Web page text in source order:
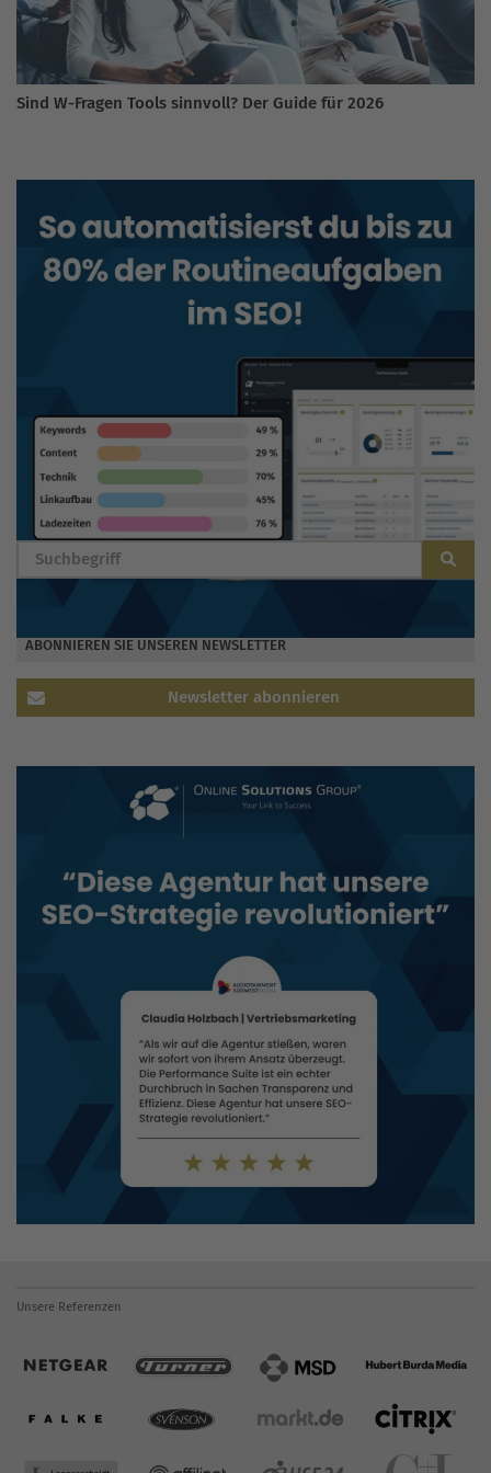
Sind W-Fragen Tools sinnvoll? Der Guide für 2026
BLOG DURCHSUCHEN
ABONNIEREN SIE UNSEREN NEWSLETTER
Newsletter abonnieren
Unsere Referenzen